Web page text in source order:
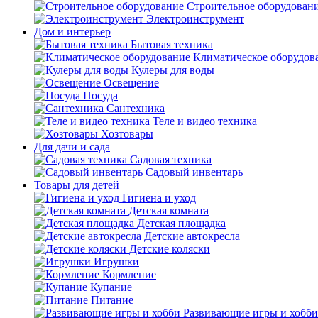
Строительное
Электроинструмент
Дом и интерьер
Бытовая техника
Климатическое
Кулеры для воды
Освещение
Посуда
Сантехника
Теле и видео техника
Хозтовары
Для дачи и сада
Садовая техника
Садовый инвентарь
Товары для детей
Гигиена и уход
Детская комната
Детская площадка
Детские автокресла
Детские коляски
Игрушки
Кормление
Купание
Питание
Развивающие игры и хобби